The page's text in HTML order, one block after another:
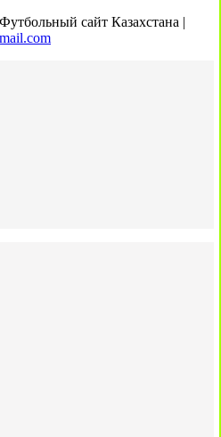
сайт Казахстана |